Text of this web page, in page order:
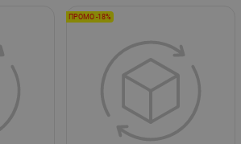
ПРОМО -18%